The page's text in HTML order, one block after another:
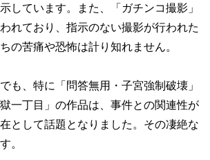
しています。また、「ガチンコ撮影」
れており、指示のない撮影が行われた
の苦痛や恐怖は計り知れません。
も、特に「問答無用・子宮強制破壊」
一丁目」の作品は、事件との関連性が
として話題となりました。その凄絶な
。